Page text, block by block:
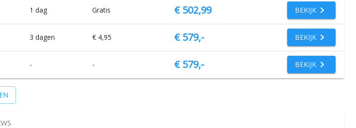
1 dag Gratis € 502,99 BEKIJK
3 dagen € 4,95 € 579,- BEKIJK
- - € 579,- BEKIJK